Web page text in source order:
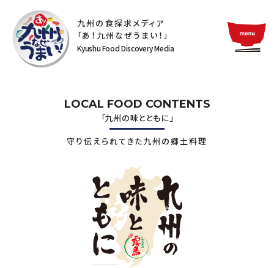
九州の食探求メディア
「あ！九州なぜうまい！」
Kyushu Food Discovery Media
LOCAL FOOD CONTENTS
「九州の味とともに」
守り伝えられてきた九州の郷土料理